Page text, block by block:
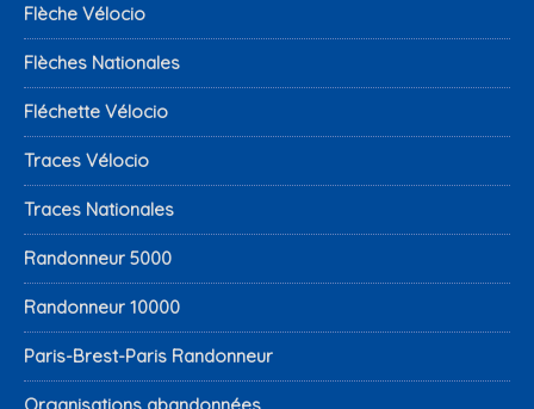
Flèche Vélocio
Flèches Nationales
Fléchette Vélocio
Traces Vélocio
Traces Nationales
Randonneur 5000
Randonneur 10000
Paris-Brest-Paris Randonneur